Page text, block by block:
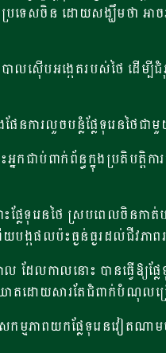
រទេសចិន​​ ដោយសង្ឃឹមថា​ អា
បអង្កេតរបស់ថៃ ដើម្បីជំរុញ
ែនការលួចបន្លំផ្លែទុរេនថៃជ
ជាប់ពាក់ព័ន្ធក្នុងប្រតិបត្តិក
ផ្លែ​ទុរេន​ថៃ ស្របពេលចិនកា
ហើយបង្កផលប៉ះធ្ងន់ធ្ងរដល់ជីវភ
លកាលនោះ​ បានធ្វើឱ្យផ្លែទុ
ឃាតដោយសារតែជំពាក់បំណុលច្
មភាព​យកផ្លែទុរេនវៀតណាម